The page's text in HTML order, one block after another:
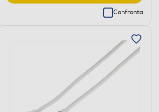
Confronta